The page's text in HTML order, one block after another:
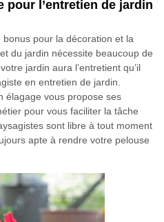
pour l’entretien de jardin
pour la décoration et la
du jardin nécessite beaucoup de
jardin aura l’entretient qu’il
en entretien de jardin.
élagage vous propose ses
pour vous faciliter la tâche
sont libre à tout moment
apte à rendre votre pelouse